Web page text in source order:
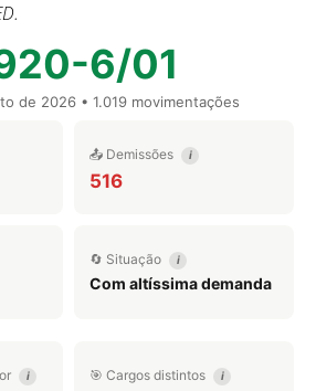
6/01
de 2026 • 1.019 movimentações
📤 Demissões i
516
🔄 Situação i
Com altíssima demanda
i 🎯 Cargos distintos i